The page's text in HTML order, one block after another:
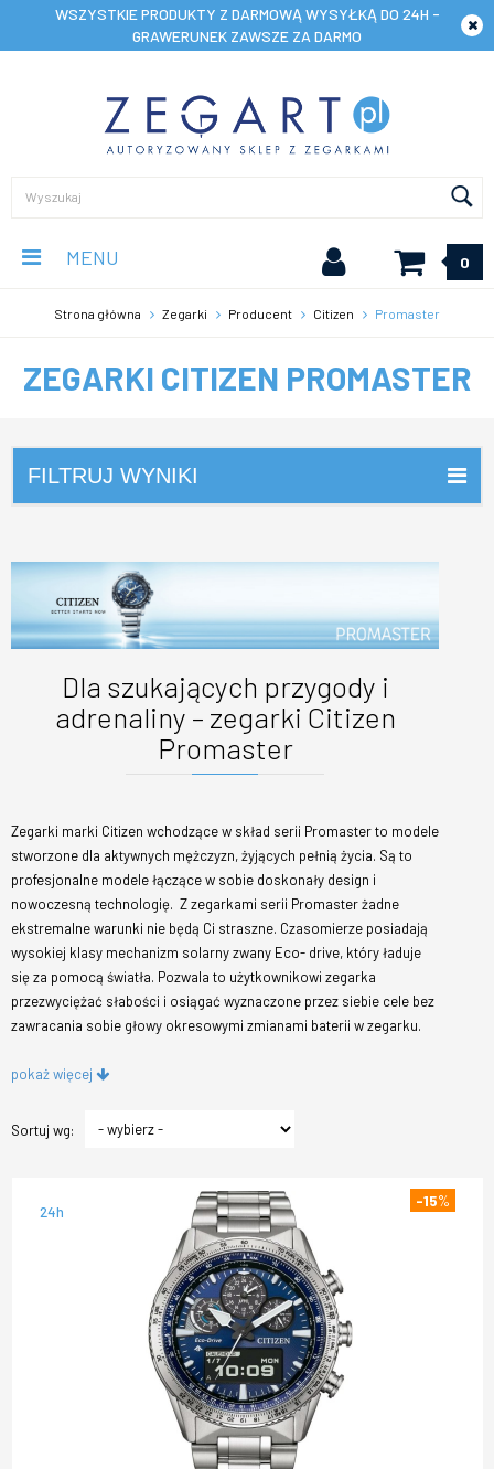
WSZYSTKIE PRODUKTY Z DARMOWĄ WYSYŁKĄ DO 24H -
GRAWERUNEK ZAWSZE ZA DARMO
MENU 0
Strona główna Zegarki Producent Citizen Promaster
ZEGARKI CITIZEN PROMASTER
FILTRUJ WYNIKI
Dla szukających przygody i
adrenaliny – zegarki Citizen
Promaster
Zegarki marki Citizen wchodzące w skład serii Promaster to modele
stworzone dla aktywnych mężczyzn, żyjących pełnią życia. Są to
profesjonalne modele łączące w sobie doskonały design i
nowoczesną technologię. Z zegarkami serii Promaster żadne
ekstremalne warunki nie będą Ci straszne. Czasomierze posiadają
wysokiej klasy mechanizm solarny zwany Eco- drive, który ładuje
się za pomocą światła. Pozwala to użytkownikowi zegarka
przezwyciężać słabości i osiągać wyznaczone przez siebie cele bez
zawracania sobie głowy okresowymi zmianami baterii w zegarku.
pokaż więcej
Sortuj wg:
24h
-15%